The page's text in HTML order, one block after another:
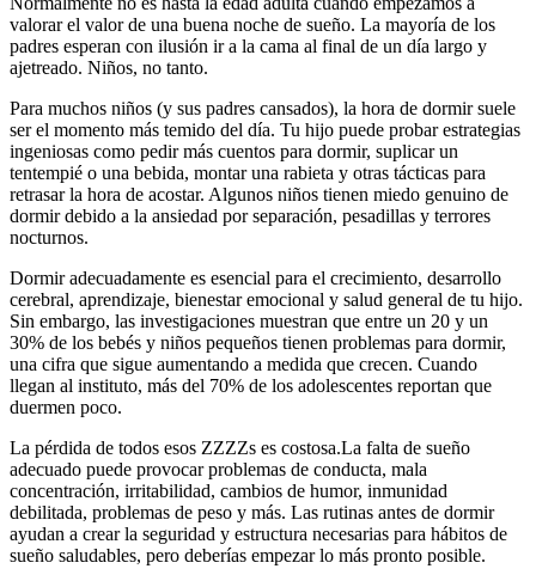
valorar el valor de una buena noche de sueño. La mayoría de los
padres esperan con ilusión ir a la cama al final de un día largo y
ajetreado. Niños, no tanto.
Para muchos niños (y sus padres cansados), la hora de dormir suele
ser el momento más temido del día. Tu hijo puede probar estrategias
ingeniosas como pedir más cuentos para dormir, suplicar un
tentempié o una bebida, montar una rabieta y otras tácticas para
retrasar la hora de acostar. Algunos niños tienen miedo genuino de
dormir debido a la ansiedad por separación, pesadillas y terrores
nocturnos.
Dormir adecuadamente es esencial para el crecimiento, desarrollo
cerebral, aprendizaje, bienestar emocional y salud general de tu hijo.
Sin embargo, las investigaciones muestran que entre un 20 y un
30% de los bebés y niños pequeños tienen problemas para dormir,
una cifra que sigue aumentando a medida que crecen. Cuando
llegan al instituto, más del 70% de los adolescentes reportan que
duermen poco.
La pérdida de todos esos ZZZZs es costosa.La falta de sueño
adecuado puede provocar problemas de conducta, mala
concentración, irritabilidad, cambios de humor, inmunidad
debilitada, problemas de peso y más. Las rutinas antes de dormir
ayudan a crear la seguridad y estructura necesarias para hábitos de
sueño saludables, pero deberías empezar lo más pronto posible.